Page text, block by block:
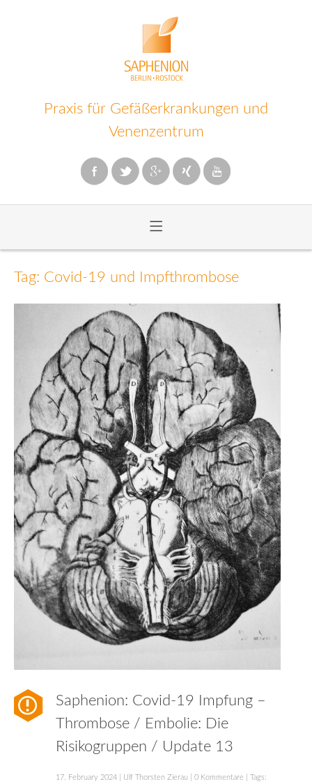
Praxis für Gefäßerkrankungen und
Venenzentrum
≡
Inhalt
Tag: Covid-19 und Impfthrombose
Saphenion: Covid-19 Impfung –
Thrombose / Embolie: Die
Risikogruppen / Update 13
17. February 2024 Ulf Thorsten Zierau 0 Kommentare | Tags: